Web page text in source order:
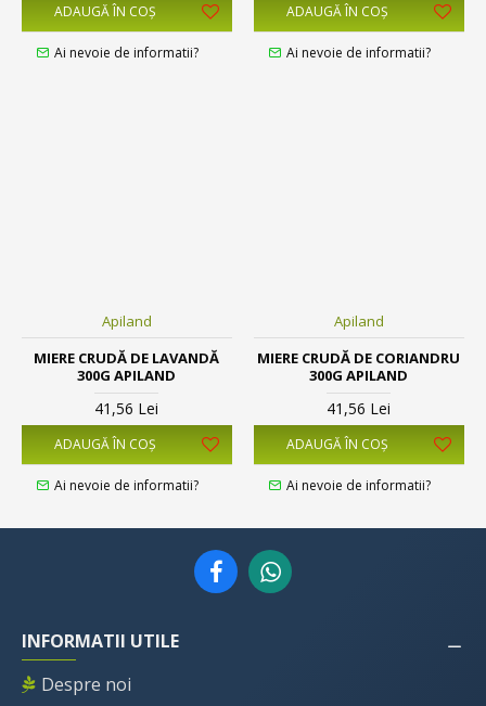
ADAUGĂ ÎN COŞ
Ai nevoie de informatii?
ADAUGĂ ÎN COŞ
Ai nevoie de informatii?
Apiland
MIERE CRUDĂ DE LAVANDĂ
300G APILAND
41,56 Lei
ADAUGĂ ÎN COŞ
Ai nevoie de informatii?
Apiland
MIERE CRUDĂ DE CORIANDRU
300G APILAND
41,56 Lei
ADAUGĂ ÎN COŞ
Ai nevoie de informatii?
INFORMATII UTILE
Despre noi